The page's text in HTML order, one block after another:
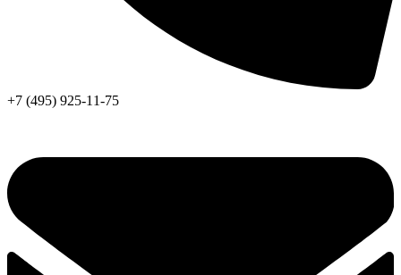
+7 (495) 925-11-75